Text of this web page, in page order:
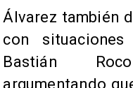
Álvarez también
con
Bastián
argumentando